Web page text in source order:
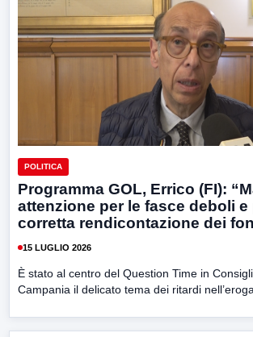
POLITICA
Programma GOL, Errico (FI):
attenzione per le fasce deboli e
corretta rendicontazione dei
15 LUGLIO 2026
È stato al centro del Question Time in
Campania il delicato tema dei ritardi